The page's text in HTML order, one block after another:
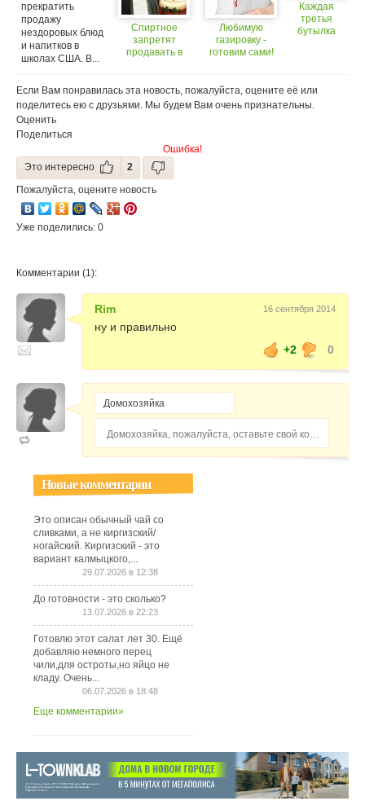
прекратить
продажу
нездоровых блюд
и напитков в
школах США. В...
Спиртное
запретят
продавать в
таре (+18)
Любимую
газировку -
готовим сами!
Каждая
третья
бутылка
Если Вам понравилась эта новость, пожалуйста, оцените её или
поделитесь ею с друзьями. Мы будем Вам очень признательны.
Оценить
Поделиться
Ошибка!
Это интересно
2
Пожалуйста, оцените новость
Уже поделились: 0
Комментарии (1):
Rim 16 сентября 2014
ну и правильно
+2
0
Домохозяйка, пожалуйста, оставьте свой комментарий...
Новые комментарии
Это описан обычный чай со
сливками, а не киргизский/
ногайский. Киргизский - это
вариант калмыцкого,...
29.07.2026 в 12:38
До готовности - это сколько?
13.07.2026 в 22:23
Готовлю этот салат лет 30. Ещё
добавляю немного перец
чили,для остроты,но яйцо не
кладу. Очень...
06.07.2026 в 18:48
Еще комментарии»